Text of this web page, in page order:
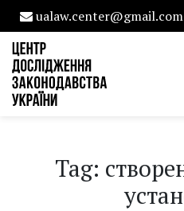
ualaw.center@gmail.com
Tag: